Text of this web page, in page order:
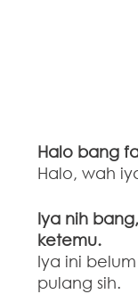
Halo bang
Halo, wah
Iya nih
ketemu.
Iya ini
pulang sih.